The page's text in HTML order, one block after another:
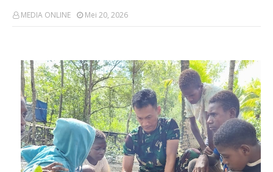
MEDIA ONLINE Mei 20, 2026